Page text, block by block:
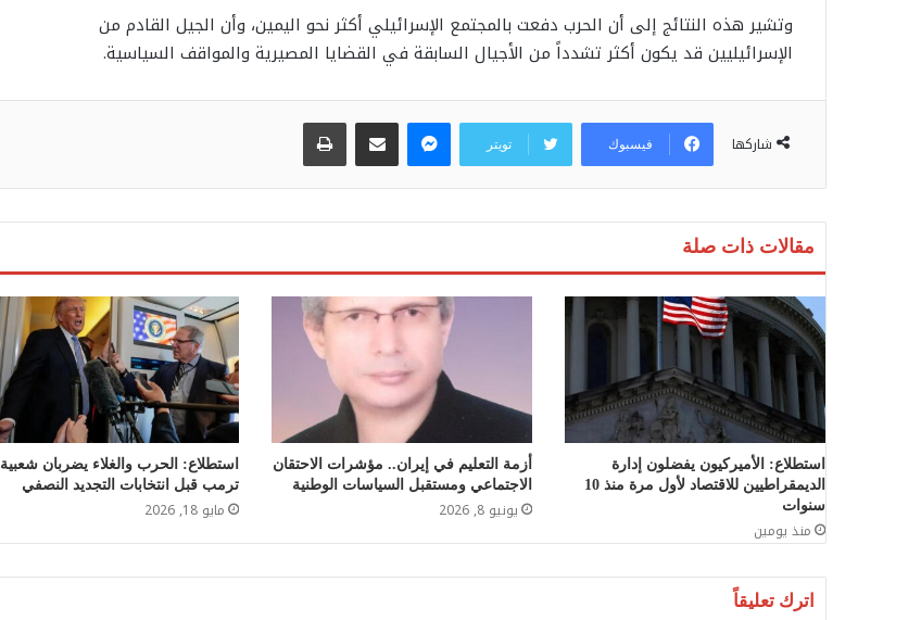
وتشير هذه النتائج إلى أن الحرب دفعت بالمجتمع الإسرائيلي أكثر نحو اليمين، وأن الجيل القادم من
الإسرائيليين قد يكون أكثر تشدداً من الأجيال السابقة في القضايا المصيرية والمواقف السياسية.
شاركها فيسبوك تويتر
مقالات ذات صلة
استطلاع: الأميركيون يفضلون إدارة
الديمقراطيين للاقتصاد لأول مرة منذ 10
سنوات
منذ يومين
أزمة التعليم في إيران.. مؤشرات الاحتقان
الاجتماعي ومستقبل السياسات الوطنية
يونيو 8, 2026
استطلاع: الحرب والغلاء يضربان شعبية
ترمب قبل انتخابات التجديد النصفي
مايو 18, 2026
اترك تعليقاً